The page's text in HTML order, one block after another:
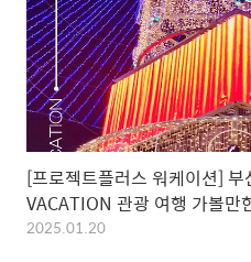
[프로젝트플러스 워케이션]
VACATION 관광 여행 가볼
2025.01.20